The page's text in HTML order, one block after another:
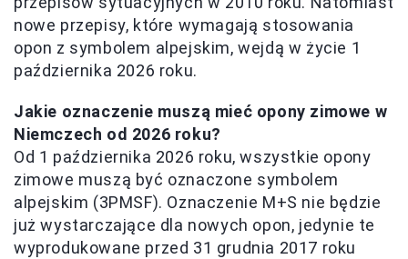
nowe przepisy, które wymagają stosowania
opon z symbolem alpejskim, wejdą w życie 1
października 2026 roku.
Jakie oznaczenie muszą mieć opony zimowe w
Niemczech od 2026 roku?
Od 1 października 2026 roku, wszystkie opony
zimowe muszą być oznaczone symbolem
alpejskim (3PMSF). Oznaczenie M+S nie będzie
już wystarczające dla nowych opon, jedynie te
wyprodukowane przed 31 grudnia 2017 roku